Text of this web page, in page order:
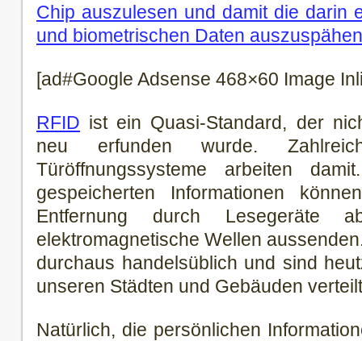
Chip auszulesen und damit die darin
und biometrischen Daten auszuspähen
[ad#Google Adsense 468×60 Image
RFID ist ein Quasi-Standard, der
neu erfunden wurde.
Türöffnungssysteme arbeiten
gespeicherten Informationen
Entfernung durch Lesegeräte
elektromagnetische Wellen
durchaus handelsüblich und sind
unseren Städten und Gebäuden
Natürlich, die persönlichen